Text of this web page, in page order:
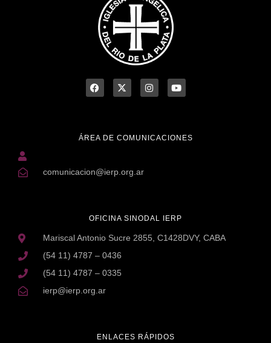
ENLACES RÁPIDOS
OFICINA SINODAL IERP
Mariscal Antonio Sucre 2855, C1428DVY, CABA
(54 11) 4787 – 0436
(54 11) 4787 – 0335
ierp@ierp.org.ar
ÁREA DE COMUNICACIONES
comunicacion@ierp.org.ar